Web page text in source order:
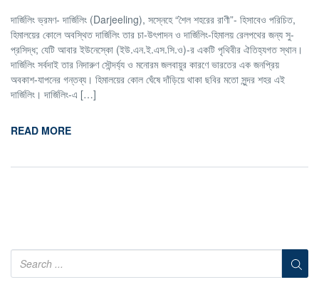
দার্জিলিং ভ্রমণ- দার্জিলিং (Darjeeling), সস্নেহে “শৈল শহরের রাণী”- হিসাবেও পরিচিত,
হিমালয়ের কোলে অবস্থিত দার্জিলিং তার চা-উৎপাদন ও দার্জিলিং-হিমালয় রেলপথের জন্য সু-
প্রসিদ্ধ; যেটি আবার ইউনেস্কো (ইউ.এন.ই.এস.সি.ও)-র একটি পৃথিবীর ঐতিহ্যগত স্থান।
দার্জিলিং সর্বদাই তার নিদারুণ সৌন্দর্য্য ও মনোরম জলবায়ুর কারণে ভারতের এক জনপ্রিয়
অবকাশ-যাপনের গন্তব্য। হিমালয়ের কোল ঘেঁষে দাঁড়িয়ে থাকা ছবির মতো সুন্দর শহর এই
দার্জিলিং। দার্জিলিং-এ […]
READ MORE